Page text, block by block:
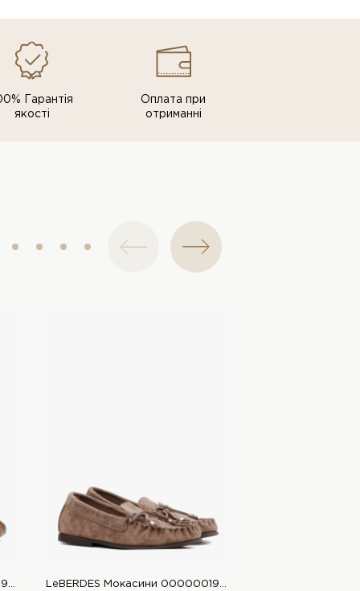
Гарантія
якості
Оплата при
отриманні
LeBERDES Мокасини 00000019676 1 Магазин взуття “Favorite Shoes” LeBERDES Мокасини 00000019552 1 Магазин взуття “Favorite Shoes”